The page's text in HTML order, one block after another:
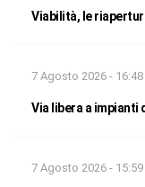
Viabilità, le
7 Agosto 2026 - 16:48
Via libera a impianti
7 Agosto 2026 - 15:59